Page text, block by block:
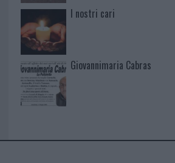
I nostri cari
Giovannimaria Cabras